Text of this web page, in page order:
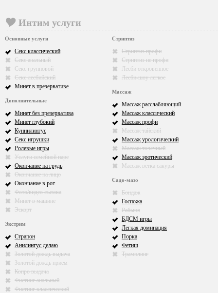
Интим услуги
Основные услуги
Секс классический
Секс анальный
Секс групповой
Секс лесбийский
Минет в презервативе
Дополнительные
Минет без презерватива
Минет глубокий
Куннилингус
Секс игрушки
Ролевые игры
Услуги семейной паре
Окончание на грудь
Окончание на лицо
Окончание в рот
Фото/видео съемка
Минет в машине
Эскорт
Экстрим
Страпон
Анилингус делаю
Золотой дождь выдача
Золотой дождь прием
Копро выдача
Фистинг анальный
Фистинг классический
Стриптиз
Стриптиз профи
Стриптиз не профи
Лесби откровенное
Лесби-шоу легкое
Массаж
Массаж расслабляющий
Массаж классический
Массаж профи
Массаж тайский
Массаж урологический
Массаж точечный
Массаж эротический
Массаж ветка сакуры
Садо-мазо
Бондаж
Госпожа
Рабыня
БДСМ игры
Легкая доминация
Порка
Фетиш
Трамплинг